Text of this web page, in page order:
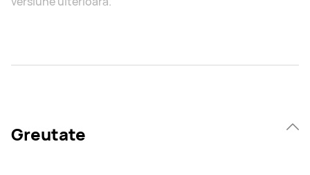
Greutate